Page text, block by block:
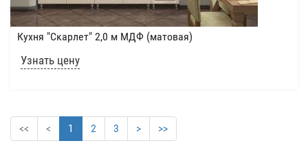
Кухня "Скарлет" 2,0 м МДФ (матовая)
Узнать цену
<< < 1 2 3 > >>